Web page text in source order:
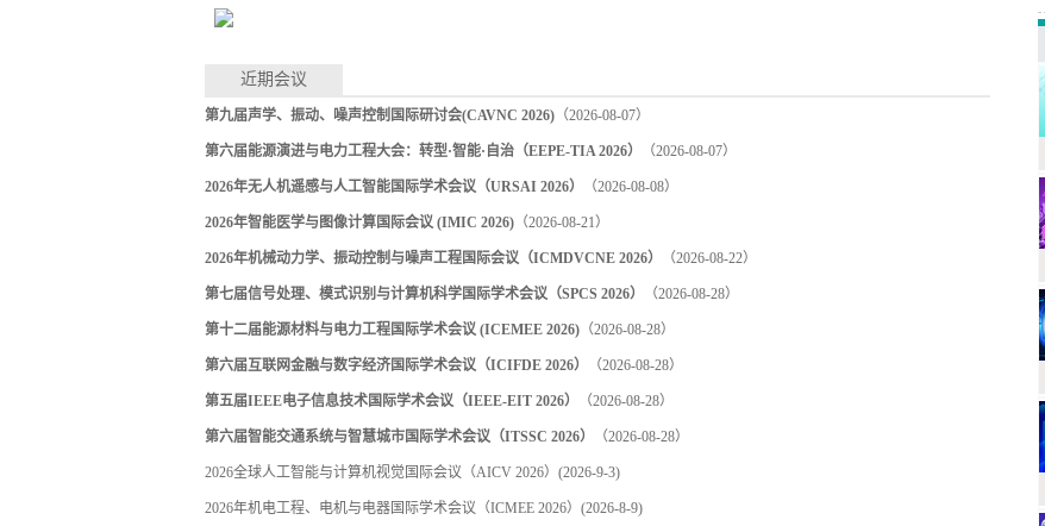
近期会议
第九届声学、振动、噪声控制国际研讨会(CAVNC 2026) （2026-08-07）
第六届能源演进与电力工程大会：转型·智能·自治（EEPE-TIA 2026） （2026-08-07）
2026年无人机遥感与人工智能国际学术会议（URSAI 2026） （2026-08-08）
2026年智能医学与图像计算国际会议 (IMIC 2026) （2026-08-21）
2026年机械动力学、振动控制与噪声工程国际会议（ICMDVCNE 2026） （2026-08-22）
第七届信号处理、模式识别与计算机科学国际学术会议（SPCS 2026） （2026-08-28）
第十二届能源材料与电力工程国际学术会议 (ICEMEE 2026) （2026-08-28）
第六届互联网金融与数字经济国际学术会议（ICIFDE 2026） （2026-08-28）
第五届IEEE电子信息技术国际学术会议（IEEE-EIT 2026） （2026-08-28）
第六届智能交通系统与智慧城市国际学术会议（ITSSC 2026） （2026-08-28）
2026全球人工智能与计算机视觉国际会议（AICV 2026） (2026-9-3)
2026年机电工程、电机与电器国际学术会议（ICMEE 2026） (2026-8-9)